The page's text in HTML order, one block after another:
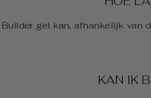
Builder gel kan, afhankelijk van
KAN IK